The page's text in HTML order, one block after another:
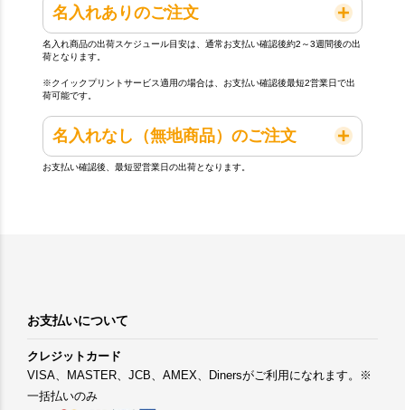
名入れありのご注文
名入れ商品の出荷スケジュール目安は、通常お支払い確認後約2～3週間後の出
荷となります。
※クイックプリントサービス適用の場合は、お支払い確認後最短2営業日で出
荷可能です。
名入れなし（無地商品）のご注文
お支払い確認後、最短翌営業日の出荷となります。
お支払いについて
クレジットカード
VISA、MASTER、JCB、AMEX、Dinersがご利用になれます。※
一括払いのみ